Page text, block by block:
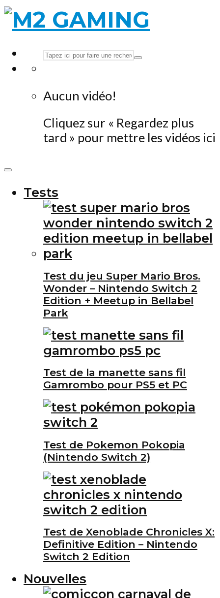
Aucun vidéo!
Cliquez sur « Regardez plus
tard » pour mettre les vidéos ici
Tests
Test du jeu Super Mario Bros.
Wonder – Nintendo Switch 2
Edition + Meetup in Bellabel
Park
Test de la manette sans fil
Gamrombo pour PS5 et PC
Test de Pokemon Pokopia
(Nintendo Switch 2)
Test de Xenoblade Chronicles X:
Definitive Edition – Nintendo
Switch 2 Edition
Nouvelles